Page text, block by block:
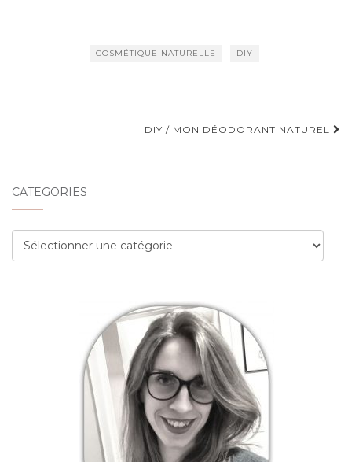
COSMÉTIQUE NATURELLE DIY
DIY / MON DÉODORANT NATUREL
CATÉGORIES
Catégories